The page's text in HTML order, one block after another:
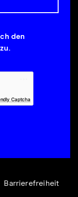
den
zu.
Captcha
Barrierefreiheit